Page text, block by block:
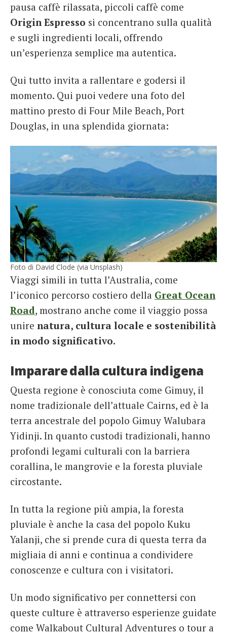
pausa caffè rilassata, piccoli caffè come
Origin Espresso si concentrano sulla qualità
e sugli ingredienti locali, offrendo
un’esperienza semplice ma autentica.
Qui tutto invita a rallentare e godersi il
momento. Qui puoi vedere una foto del
mattino presto di Four Mile Beach, Port
Douglas, in una splendida giornata:
Foto di David Clode (via Unsplash)
Viaggi simili in tutta l’Australia, come
l’iconico percorso costiero della Great Ocean
Road, mostrano anche come il viaggio possa
unire natura, cultura locale e sostenibilità
in modo significativo.
Imparare dalla cultura indigena
Questa regione è conosciuta come Gimuy, il
nome tradizionale dell’attuale Cairns, ed è la
terra ancestrale del popolo Gimuy Walubara
Yidinji. In quanto custodi tradizionali, hanno
profondi legami culturali con la barriera
corallina, le mangrovie e la foresta pluviale
circostante.
In tutta la regione più ampia, la foresta
pluviale è anche la casa del popolo Kuku
Yalanji, che si prende cura di questa terra da
migliaia di anni e continua a condividere
conoscenze e cultura con i visitatori.
Un modo significativo per connettersi con
queste culture è attraverso esperienze guidate
come Walkabout Cultural Adventures o tour a